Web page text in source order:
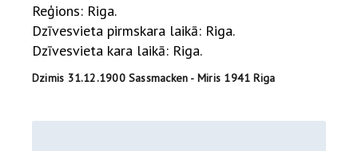
Reģions: Riga.
Dzīvesvieta pirmskara laikā: Riga.
Dzīvesvieta kara laikā: Riga.
Dzimis 31.12.1900 Sassmacken - Miris 1941 Riga